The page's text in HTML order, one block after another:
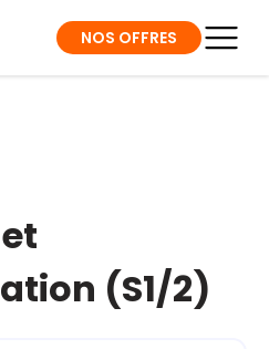
NOS OFFRES
(S1/2)